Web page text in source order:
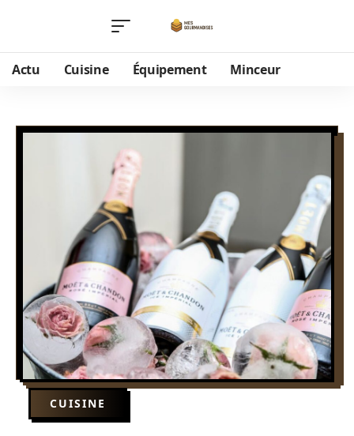
Actu Cuisine Équipement Minceur
CUISINE